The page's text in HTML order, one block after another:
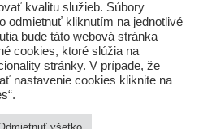
Vydavateľ
súkromia Štatút súťaží
kvalitu služieb. Súbory
odmietnuť kliknutím na jednotlivé
bude táto webová stránka
cookies, ktoré slúžia na
stránky. V prípade, že
nastavenie cookies kliknite na